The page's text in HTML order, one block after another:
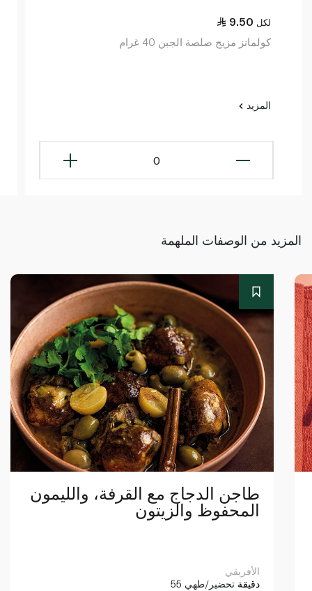
9.50 لكل
كولمانز مزيج صلصة الجبن 40 غرام
المزيد
0
المزيد من الوصفات الملهمة
طاجن الدجاج مع القرفة، والليمون
المحفوظ والزيتون
الأفريقي
55 دقيقة تحضير/طهي